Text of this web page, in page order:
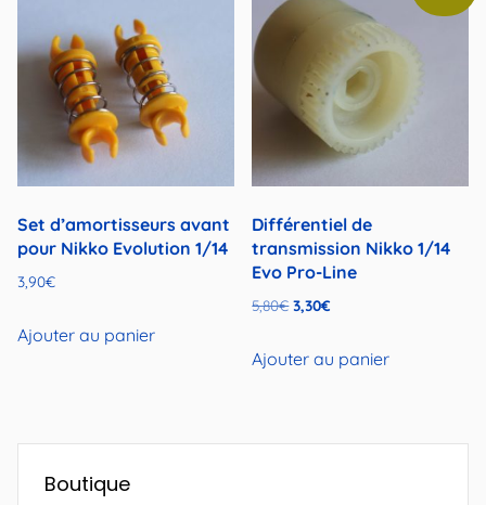
Set d’amortisseurs avant
pour Nikko Evolution 1/14
3,90€
Ajouter au panier
Différentiel de
transmission Nikko 1/14
Evo Pro-Line
5,80€ Le
initial
3,30€Le
actuel
Ajouter au panier
Boutique